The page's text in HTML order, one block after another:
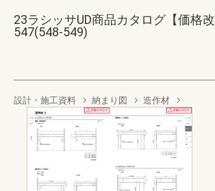
23ラシッサUD商品カタログ【価格
547(548-549)
設計・施工資料 納まり図 造作材